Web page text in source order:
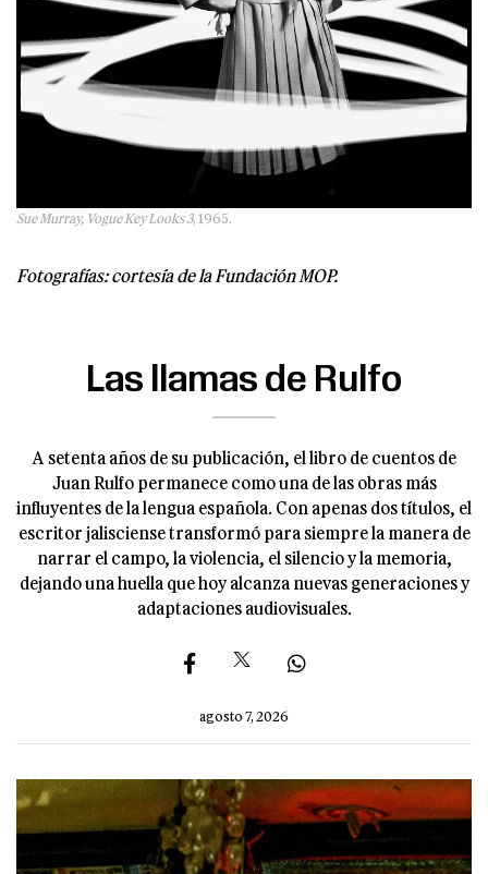
Sue Murray, Vogue Key Looks 3, 1965.
Fotografías: cortesía de la Fundación MOP.
Las llamas de Rulfo
A setenta años de su publicación, el libro de cuentos de
Juan Rulfo permanece como una de las obras más
influyentes de la lengua española. Con apenas dos títulos, el
escritor jalisciense transformó para siempre la manera de
narrar el campo, la violencia, el silencio y la memoria,
dejando una huella que hoy alcanza nuevas generaciones y
adaptaciones audiovisuales.
agosto 7, 2026